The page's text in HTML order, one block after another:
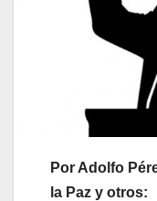
Por Adolfo
la Paz y otros: